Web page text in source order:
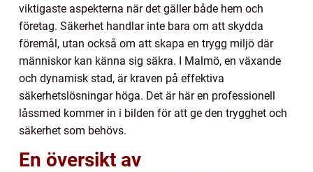
viktigaste aspekterna när det gäller både hem och
företag. Säkerhet handlar inte bara om att skydda
föremål, utan också om att skapa en trygg miljö där
människor kan känna sig säkra. I Malmö, en växande
och dynamisk stad, är kraven på effektiva
säkerhetslösningar höga. Det är här en professionell
låssmed kommer in i bilden för att ge den trygghet och
säkerhet som behövs.
En översikt av